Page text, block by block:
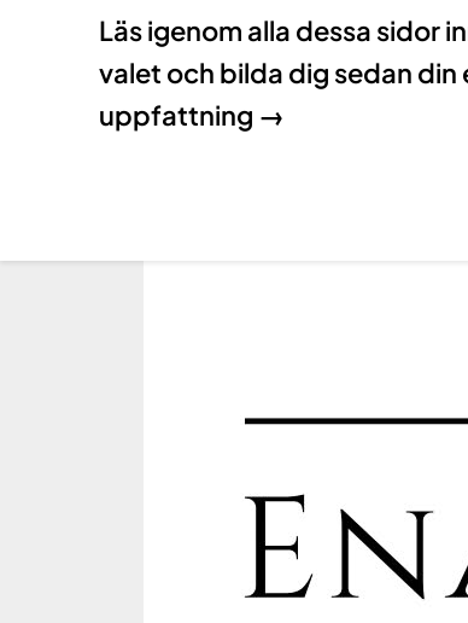
Läs igenom alla dessa sidor
valet och bilda dig sedan din
uppfattning →